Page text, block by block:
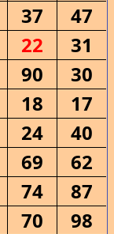
37
47
22
31
90
30
18
17
24
40
69
62
74
87
70
98